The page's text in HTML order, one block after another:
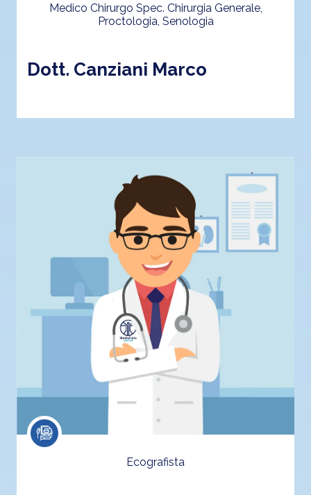
Medico Chirurgo Spec. Chirurgia Generale,
Proctologia, Senologia
Dott. Canziani Marco
Ecografista